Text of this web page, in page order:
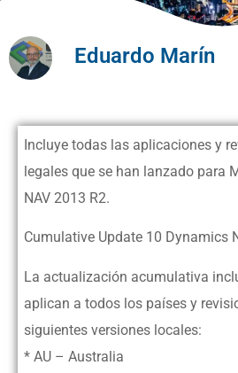
Eduardo Marín
Incluye todas las aplicaciones y
legales que se han lanzado para
NAV 2013 R2.
Cumulative Update 10 Dynamics
La actualización acumulativa
aplican a todos los países y
siguientes versiones locales:
* AU – Australia